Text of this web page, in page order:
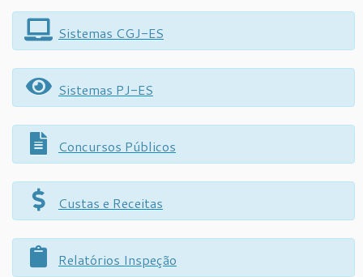
Sistemas CGJ-ES
Sistemas PJ-ES
Concursos Públicos
Custas e Receitas
Relatórios Inspeção